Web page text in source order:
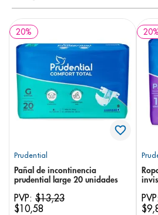
20%
Prudential
Pañal de incontinencia
prudential large 20 unidades
PVP: $13,23
$10,58
20%
$9,